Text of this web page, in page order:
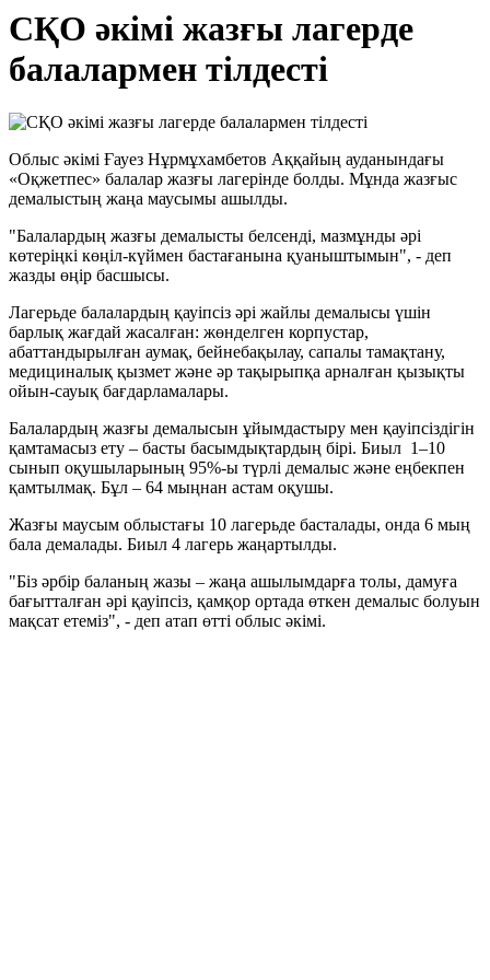
СҚО әкімі жазғы лагерде
балалармен тілдесті
Облыс әкімі Ғауез Нұрмұхамбетов Аққайың ауданындағы
«Оқжетпес» балалар жазғы лагерінде болды. Мұнда жазғыс
демалыстың жаңа маусымы ашылды.
"Балалардың жазғы демалысты белсенді, мазмұнды әрі
көтеріңкі көңіл-күймен бастағанына қуаныштымын", - деп
жазды өңір басшысы.
Лагерьде балалардың қауіпсіз әрі жайлы демалысы үшін
барлық жағдай жасалған: жөнделген корпустар,
абаттандырылған аумақ, бейнебақылау, сапалы тамақтану,
медициналық қызмет және әр тақырыпқа арналған қызықты
ойын-сауық бағдарламалары.
Балалардың жазғы демалысын ұйымдастыру мен қауіпсіздігін
қамтамасыз ету – басты басымдықтардың бірі. Биыл 1–10
сынып оқушыларының 95%-ы түрлі демалыс және еңбекпен
қамтылмақ. Бұл – 64 мыңнан астам оқушы.
Жазғы маусым облыстағы 10 лагерьде басталады, онда 6 мың
бала демалады. Биыл 4 лагерь жаңартылды.
"Біз әрбір баланың жазы – жаңа ашылымдарға толы, дамуға
бағытталған әрі қауіпсіз, қамқор ортада өткен демалыс болуын
мақсат етеміз", - деп атап өтті облыс әкімі.